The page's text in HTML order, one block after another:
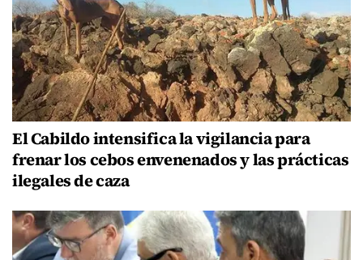
El Cabildo intensifica la vigilancia para
frenar los cebos envenenados y las prácticas
ilegales de caza